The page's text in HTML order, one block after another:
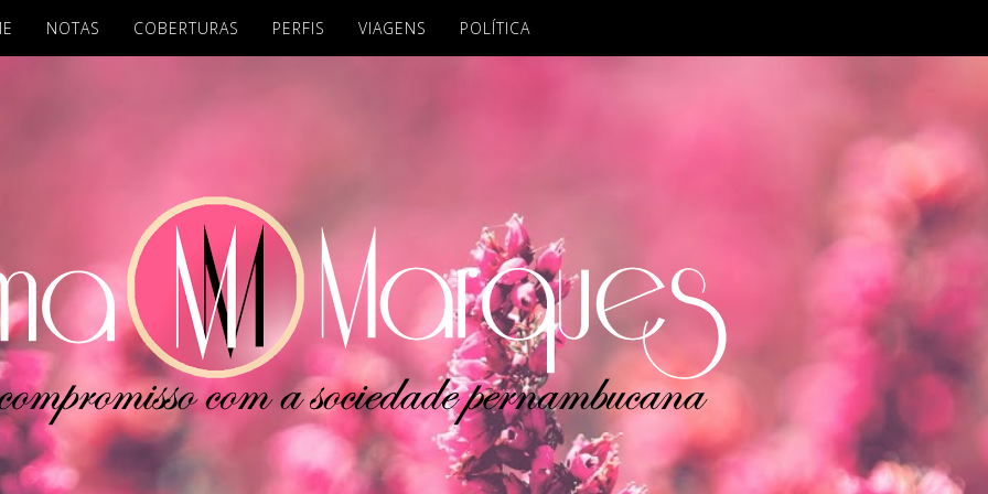
NOTAS COBERTURAS PERFIS VIAGENS POLÍTICA